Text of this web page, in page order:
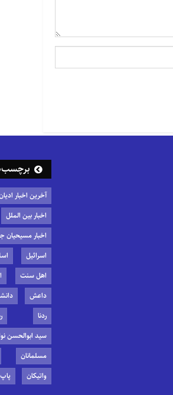
آخرین اخبار
اخبار بین الملل
اخبار مسیحیان
اسرائیل
اهل سنت
داعش
ردنا
سید ابوالحسن
مسلمانان
واتیکان